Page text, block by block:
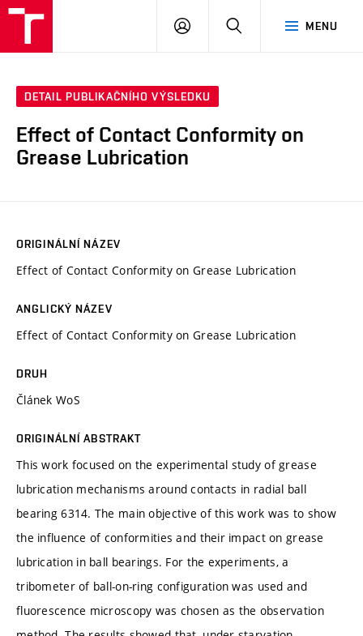
MENU
PŘIHLÁSIT
DETAIL PUBLIKAČNÍHO VÝSLEDKU
Effect of Contact Conformity on
Grease Lubrication
ORIGINÁLNÍ NÁZEV
Effect of Contact Conformity on Grease Lubrication
ANGLICKÝ NÁZEV
Effect of Contact Conformity on Grease Lubrication
DRUH
Článek WoS
ORIGINÁLNÍ ABSTRAKT
This work focused on the experimental study of grease
lubrication mechanisms around contacts in radial ball
bearing 6314. The main objective of this work was to show
the influence of conformities and their impact on grease
lubrication in ball bearings. For the experiments, a
tribometer of ball-on-ring configuration was used and
fluorescence microscopy was chosen as the observation